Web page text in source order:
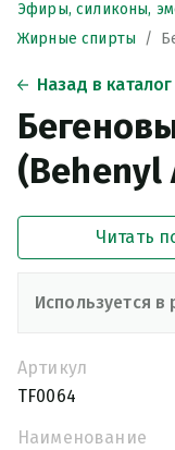
Эфиры, силиконы,
Жирные спирты
Назад в каталог
(Behenyl
Артикул
TF0064
Наименование
Читать
Используется в